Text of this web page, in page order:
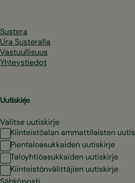
Sustera
Ura Susteralla
Vastuullisuus
Yhteystiedot
Uutiskirje
Valitse uutiskirje
Kiinteistöalan ammattilaisten
Pientaloasukkaiden uutiskirje
Taloyhtiöasukkaiden uutiskirje
Kiinteistönvälittäjien uutiskirje